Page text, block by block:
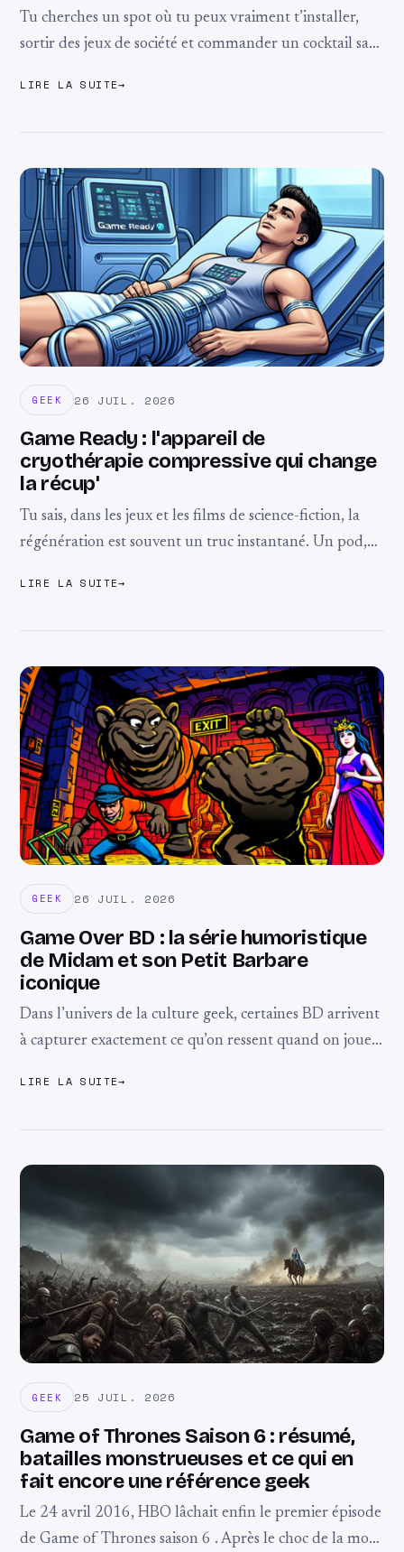
Tu cherches un spot où tu peux vraiment t’installer,
sortir des jeux de société et commander un cocktail sans
LIRE LA SUITE→
GEEK 26 JUIL. 2026
Game Ready : l'appareil de
cryothérapie compressive qui change
la récup'
Tu sais, dans les jeux et les films de science-fiction, la
régénération est souvent un truc instantané. Un pod,
LIRE LA SUITE→
GEEK 26 JUIL. 2026
Game Over BD : la série humoristique
de Midam et son Petit Barbare
iconique
Dans l’univers de la culture geek, certaines BD arrivent
à capturer exactement ce qu’on ressent quand on joue :
LIRE LA SUITE→
GEEK 25 JUIL. 2026
Game of Thrones Saison 6 : résumé,
batailles monstrueuses et ce qui en
fait encore une référence geek
Le 24 avril 2016, HBO lâchait enfin le premier épisode
de Game of Thrones saison 6 . Après le choc de la mort